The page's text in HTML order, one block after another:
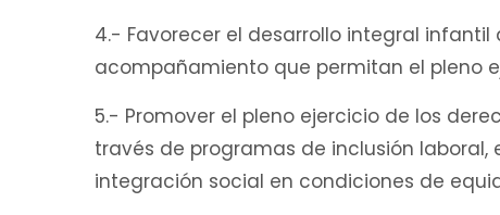
4.- Favorecer el desarrollo integral
acompañamiento que permitan el pleno
5.- Promover el pleno ejercicio de los
través de programas de inclusión
integración social en condiciones de